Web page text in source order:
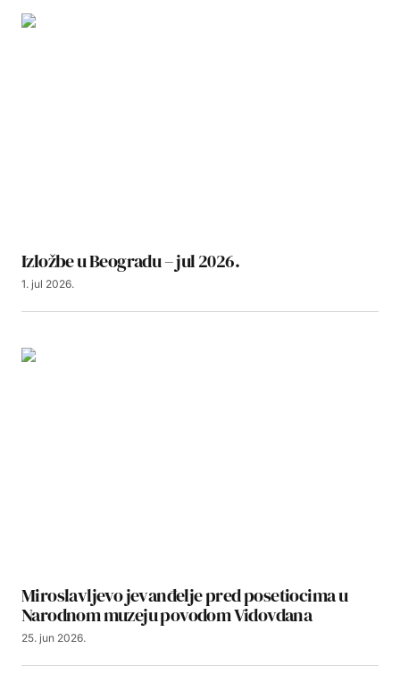
Izložbe u Beogradu – jul 2026.
1. jul 2026.
Miroslavljevo jevanđelje pred posetiocima u
Narodnom muzeju povodom Vidovdana
25. jun 2026.